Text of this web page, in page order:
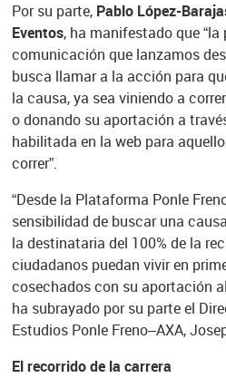
Por su parte, Pablo López-
Eventos, ha manifestado que
comunicación que lanzamos
busca llamar a la acción para
la causa, ya sea viniendo a
o donando su aportación a
habilitada en la web para
correr”.
“Desde la Plataforma Ponle
sensibilidad de buscar una
la destinataria del 100% de la
ciudadanos puedan vivir en
cosechados con su aportación
ha subrayado por su parte el
Estudios Ponle Freno–AXA,
El recorrido de la carrera